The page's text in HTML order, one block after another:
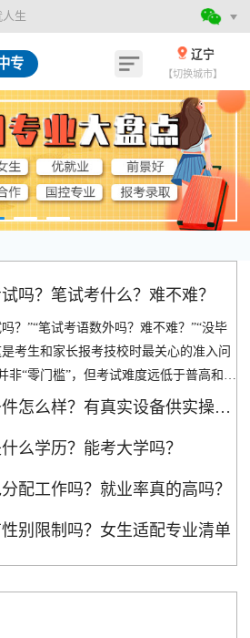
生
专
辽宁
【切换城市】
吗？笔试考什么？难不难？
？”“笔试考语数外吗？难不难？”“没毕
考生和家长报考技校时最关心的准入问
非“零门槛”，但考试难度远低于普高和中
能力+专业适配”。2024年调研显示，9
拔尖者可免试。[详情]
技校实训条件怎么样？有真实设备供实操吗？
么学历？能考大学吗？
配工作吗？就业率真的高吗？
别限制吗？女生适配专业清单